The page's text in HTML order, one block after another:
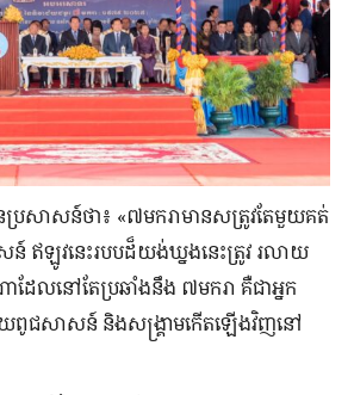
ប្រសាសន៍ថា៖ «៧មករាមានសត្រូវតែមួយគត់
ឥឡូវនេះរបបដ៏យង់ឃ្នងនេះត្រូវ រលាយ
ដែលនៅតែប្រឆាំងនឹង ៧មករា គឺជាអ្នក
ពូជសាសន៍ និងសង្គ្រាមកើតឡើងវិញនៅ